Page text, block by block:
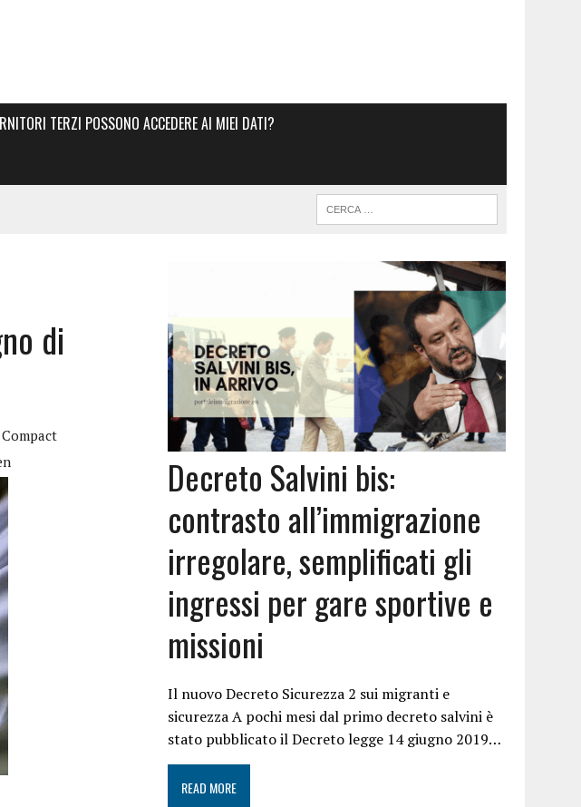
TERZI POSSONO ACCEDERE AI MIEI DATI?
IN LEGGE
di
Decreto Salvini bis:
contrasto all’immigrazione
irregolare, semplificati gli
ingressi per gare sportive e
missioni
Il nuovo Decreto Sicurezza 2 sui migranti e
sicurezza A pochi mesi dal primo decreto salvini è
stato pubblicato il Decreto legge 14 giugno 2019…
READ MORE